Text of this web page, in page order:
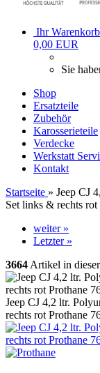
Ihr Warenkorb
0,00 EUR
Sie
Shop
Ersatzteile
Zubehör
Karosserieteile
Verdecke
Werkstatt
Kontakt
Startseite » Jeep CJ
Set links & rechts
weiter »
Letzter »
3664 Artikel in
Jeep CJ 4,2 ltr.
rechts rot Prothane